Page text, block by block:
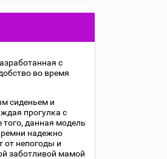
с
во время
сиденьем и
прогулка с
данная модель
надежно
непогоды и
заботливой мамой